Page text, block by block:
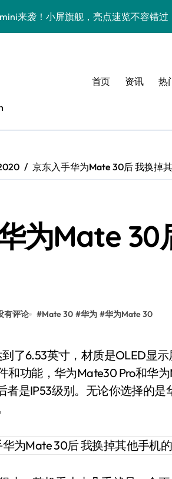
来袭！小屏旗舰，亮点速览不容错过
袭！速览资讯，畅享前沿智能科技魅力
新功能解锁，限时优惠速抢！
来袭！性能配置大升级，速来围观！
Fold7：创新科技加持，折叠屏新巅峰！
！速览新动态，解锁超实用功能！
首页 资讯 热
京东入手华为Mate 30后 我换掉
为Mate 30
有评论 #Mate 30 #华为 #华为Mate 30
和功能，华为Mate30 Pro和华
者是IP53级别。无论你选择的